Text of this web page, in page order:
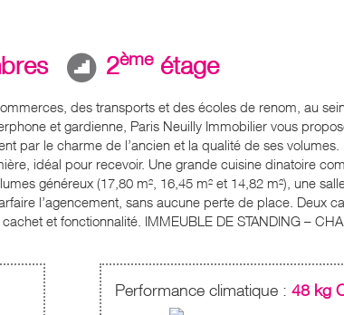
2èmeétage
des transports et des écoles de renom, au
et gardienne, Paris Neuilly Immobilier vous
par le charme de l’ancien et la qualité de ses
idéal pour recevoir. Une grande cuisine dinatoire
généreux (17,80 m², 16,45 m² et 14,82 m²), une
l’agencement, sans aucune perte de place. Deux
et fonctionnalité. IMMEUBLE DE STANDING –
Performance climatique : 48 kg